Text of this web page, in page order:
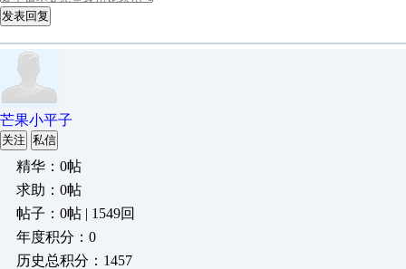
发表回复
芒果小平子
关注 私信
精华：0帖
求助：0帖
帖子：0帖 | 1549回
年度积分：0
历史总积分：1457